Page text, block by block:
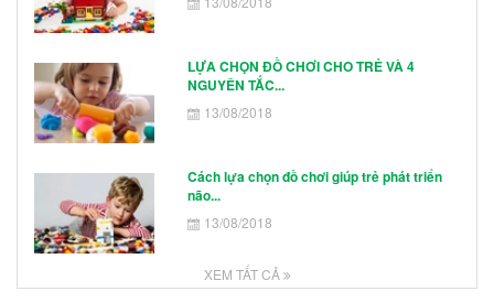
LỰA CHỌN ĐỒ CHƠI CHO TRẺ VÀ 4
NGUYÊN TẮC...
13/08/2018
Cách lựa chọn đồ chơi giúp trẻ phát triển
não...
13/08/2018
XEM TẤT CẢ